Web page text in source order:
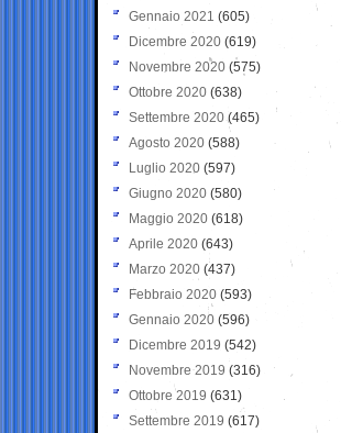
Gennaio 2021 (605)
Dicembre 2020 (619)
Novembre 2020 (575)
Ottobre 2020 (638)
Settembre 2020(465)
Agosto 2020 (588)
Luglio 2020 (597)
Giugno 2020 (580)
Maggio 2020 (618)
Aprile 2020 (643)
Marzo 2020 (437)
Febbraio 2020 (593)
Gennaio 2020 (596)
Dicembre 2019 (542)
Novembre 2019 (316)
Ottobre 2019 (631)
Settembre 2019 (617)